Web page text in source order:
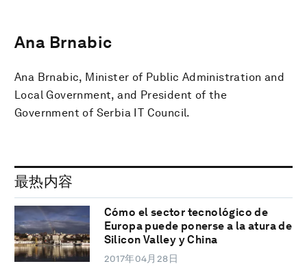
Ana Brnabic
Ana Brnabic, Minister of Public Administration and
Local Government, and President of the
Government of Serbia IT Council.
最热内容
Cómo el sector tecnológico de
Europa puede ponerse a la atura de
Silicon Valley y China
2017年04月28日